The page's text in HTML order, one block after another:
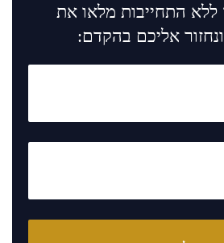
ללא התחייבות מלאו את
אליכם בהקדם: